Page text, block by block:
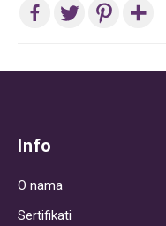
Post
Info
O nama
Sertifikati